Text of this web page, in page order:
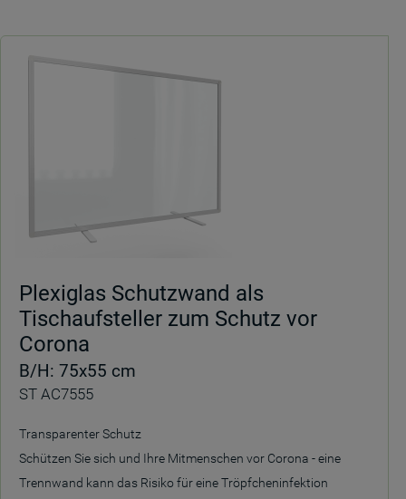
Plexiglas Schutzwand als
Tischaufsteller zum Schutz vor
Corona
B/H: 75x55 cm
ST AC7555
Transparenter Schutz
Schützen Sie sich und Ihre Mitmenschen vor Corona - eine
Trennwand kann das Risiko für eine Tröpfcheninfektion